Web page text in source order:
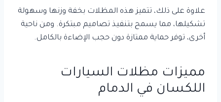
علاوة على ذلك، تتميز هذه المظلات بخفة وزنها وسهولة
تشكيلها، مما يسمح بتنفيذ تصاميم مبتكرة. ومن ناحية
أخرى، توفر حماية ممتازة دون حجب الإضاءة بالكامل.
مميزات مظلات السيارات
اللكسان في الدمام